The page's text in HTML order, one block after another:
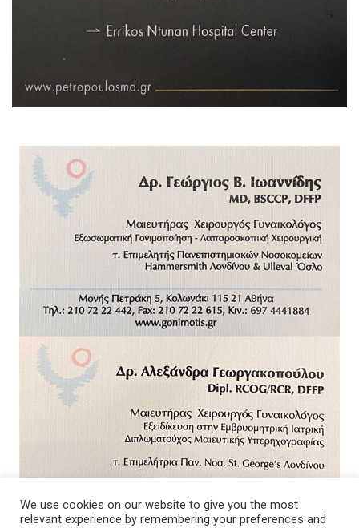
We use cookies on our website to give you the most
relevant experience by remembering your preferences and